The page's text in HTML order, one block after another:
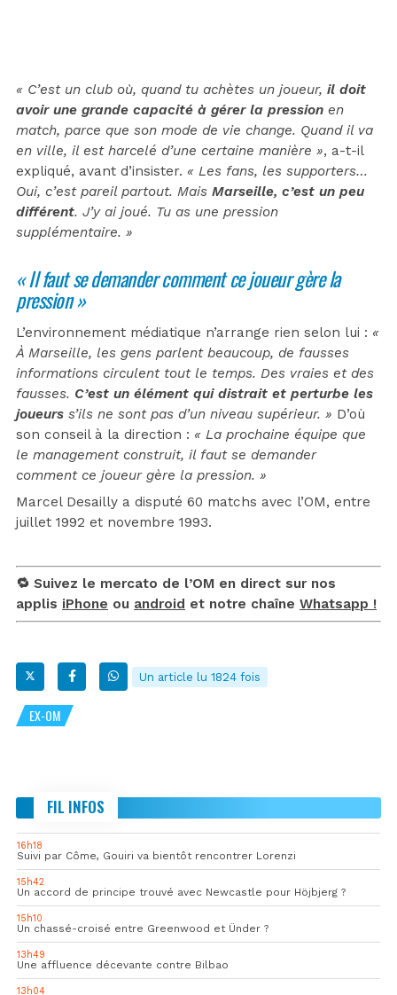
« C’est un club où, quand tu achètes un joueur, il doit
avoir une grande capacité à gérer la pression en
match, parce que son mode de vie change. Quand il va
en ville, il est harcelé d’une certaine manière », a-t-il
expliqué, avant d’insister. « Les fans, les supporters…
Oui, c’est pareil partout. Mais Marseille, c’est un peu
différent. J’y ai joué. Tu as une pression
supplémentaire. »
« Il faut se demander comment ce joueur gère la
pression »
L’environnement médiatique n’arrange rien selon lui : «
À Marseille, les gens parlent beaucoup, de fausses
informations circulent tout le temps. Des vraies et des
fausses. C’est un élément qui distrait et perturbe les
joueurs s’ils ne sont pas d’un niveau supérieur. » D’où
son conseil à la direction : « La prochaine équipe que
le management construit, il faut se demander
comment ce joueur gère la pression. »
Marcel Desailly a disputé 60 matchs avec l’OM, entre
juillet 1992 et novembre 1993.
🔁 Suivez le mercato de l’OM en direct sur nos
applis iPhone ou android et notre chaîne Whatsapp !
Un article lu 1824 fois
EX-OM
FIL INFOS
16h18
Suivi par Côme, Gouiri va bientôt rencontrer Lorenzi
15h42
Un accord de principe trouvé avec Newcastle pour Höjbjerg ?
15h10
Un chassé-croisé entre Greenwood et Ünder ?
13h49
Une affluence décevante contre Bilbao
13h04